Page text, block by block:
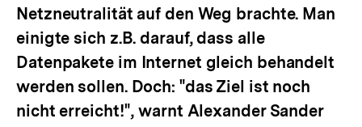
Netzneutralität auf den Weg brachte. Man
einigte sich z.B. darauf, dass alle
Datenpakete im Internet gleich behandelt
werden sollen. Doch: "das Ziel ist noch
nicht erreicht!", warnt Alexander Sander